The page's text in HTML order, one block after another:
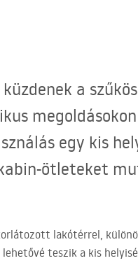
a
egy kis
ötleteket
lakótérrel,
teszik a kis